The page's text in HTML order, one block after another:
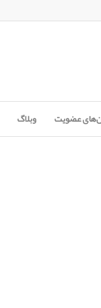
عضویت وبلاگ